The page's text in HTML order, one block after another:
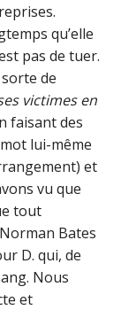
qu’elle
pas de tuer.
de
victimes en
faisant des
lui-même
et
vu que
tout
Bates
D. qui, de
Nous
et